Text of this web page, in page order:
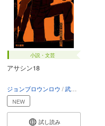
小説・文芸
アサシン18
ジョンブロウンロウ 武藤陽生
NEW
試し読み